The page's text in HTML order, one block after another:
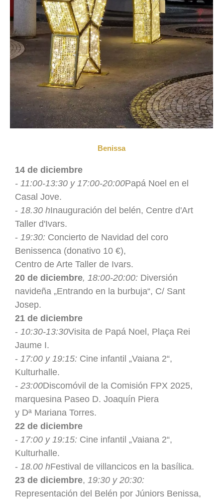
Benissa
14 de diciembre
- 11:00-13:30 y 17:00-20:00Papá Noel en el
Casal Jove.
- 18.30 hInauguración del belén, Centre d'Art
Taller d'Ivars.
- 19:30: Concierto de Navidad del coro
Benissenca (donativo 10 €),
Centro de Arte Taller de Ivars.
20 de diciembre, 18:00-20:00: Diversión
navideña „Entrando en la burbuja“, C/ Sant
Josep.
21 de diciembre
- 10:30-13:30Visita de Papá Noel, Plaça Rei
Jaume I.
- 17:00 y 19:15: Cine infantil „Vaiana 2“,
Kulturhalle.
- 23:00Discomóvil de la Comisión FPX 2025,
marquesina Paseo D. Joaquín Piera
y Dª Mariana Torres.
22 de diciembre
- 17:00 y 19:15: Cine infantil „Vaiana 2“,
Kulturhalle.
- 18.00 hFestival de villancicos en la basílica.
23 de diciembre, 19:30 y 20:30:
Representación del Belén por Júniors Benissa,